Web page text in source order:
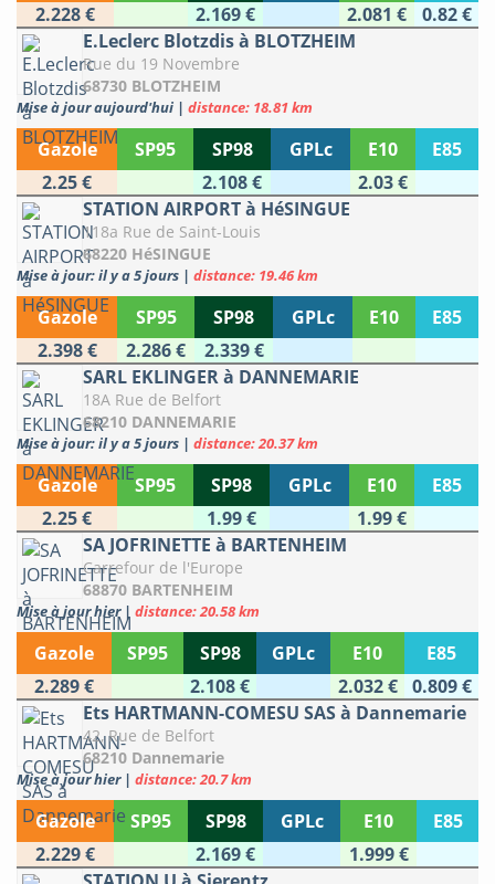
2.228 €
2.169 € 2.081 €
0.82 €
E.Leclerc Blotzdis à BLOTZHEIM
Rue du 19 Novembre
68730 BLOTZHEIM
Mise à jour aujourd'hui | distance: 18.81 km
Gazole SP95 SP98 GPLc E10
E85
2.25 €
2.108 €
2.03 €
STATION AIRPORT à HéSINGUE
118a Rue de Saint-Louis
68220 HéSINGUE
Mise à jour: il y a 5 jours | distance: 19.46 km
Gazole SP95 SP98 GPLc E10
E85
2.398 €
2.286 €
2.339 €
SARL EKLINGER à DANNEMARIE
18A Rue de Belfort
68210 DANNEMARIE
Mise à jour: il y a 5 jours | distance: 20.37 km
Gazole SP95 SP98 GPLc E10
E85
2.25 €
1.99 €
1.99 €
SA JOFRINETTE à BARTENHEIM
Carrefour de l'Europe
68870 BARTENHEIM
Mise à jour hier | distance: 20.58 km
Gazole SP95 SP98 GPLc E10
E85
2.289 €
2.108 € 2.032 €
0.809 €
Ets HARTMANN-COMESU SAS à Dannemarie
42, Rue de Belfort
68210 Dannemarie
Mise à jour hier | distance: 20.7 km
Gazole SP95 SP98 GPLc E10
E85
2.229 €
2.169 €
1.999 €